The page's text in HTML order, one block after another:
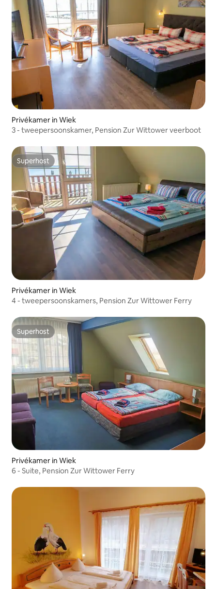
Privékamer in Wiek
3 - tweepersoonskamer, Pension Zur Wittower veerboot
Superhost
Superhost
Privékamer in Wiek
4 - tweepersoonskamers, Pension Zur Wittower Ferry
Superhost
Superhost
Privékamer in Wiek
6 - Suite, Pension Zur Wittower Ferry